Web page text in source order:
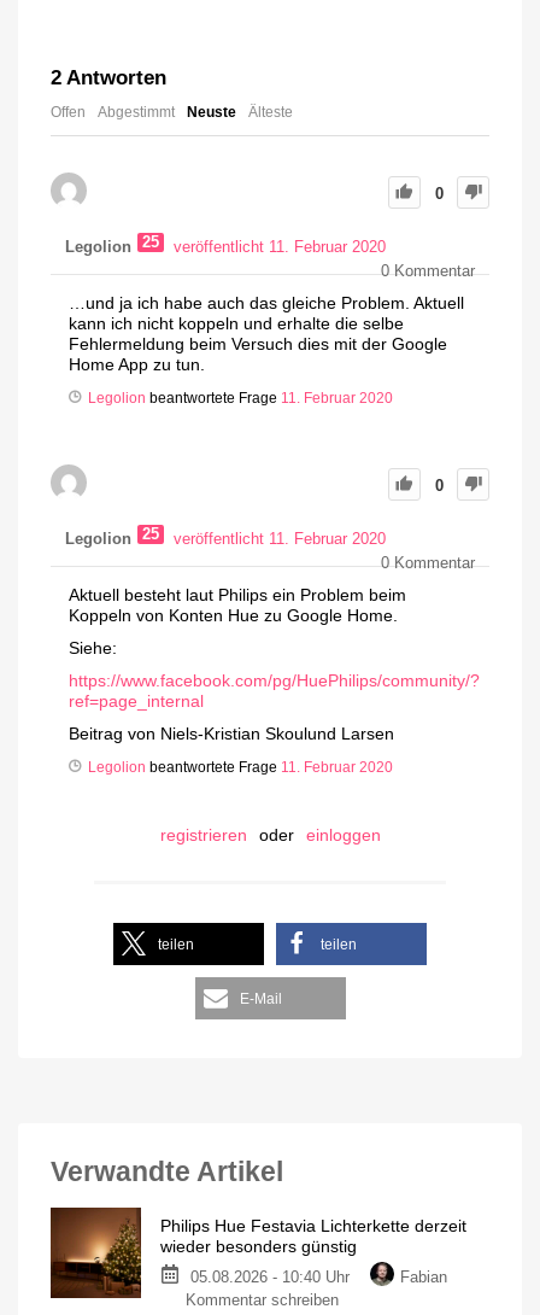
2 Antworten
Offen Abgestimmt Neuste Älteste
0
Legolion 25
veröffentlicht 11. Februar 2020
0Kommentar
…und ja ich habe auch das gleiche Problem. Aktuell
kann ich nicht koppeln und erhalte die selbe
Fehlermeldung beim Versuch dies mit der Google
Home App zu tun.
Legolion beantwortete Frage 11. Februar 2020
0
Legolion 25
veröffentlicht 11. Februar 2020
0Kommentar
Aktuell besteht laut Philips ein Problem beim
Koppeln von Konten Hue zu Google Home.
Siehe:
https://www.facebook.com/pg/HuePhilips/community/?
ref=page_internal
Beitrag von Niels-Kristian Skoulund Larsen
Legolion beantwortete Frage 11. Februar 2020
registrieren oder einloggen
teilen teilen
E-Mail
Verwandte Artikel
Philips Hue Festavia Lichterkette derzeit
wieder besonders günstig
05.08.2026 - 10:40 Uhr
Fabian
Kommentar schreiben